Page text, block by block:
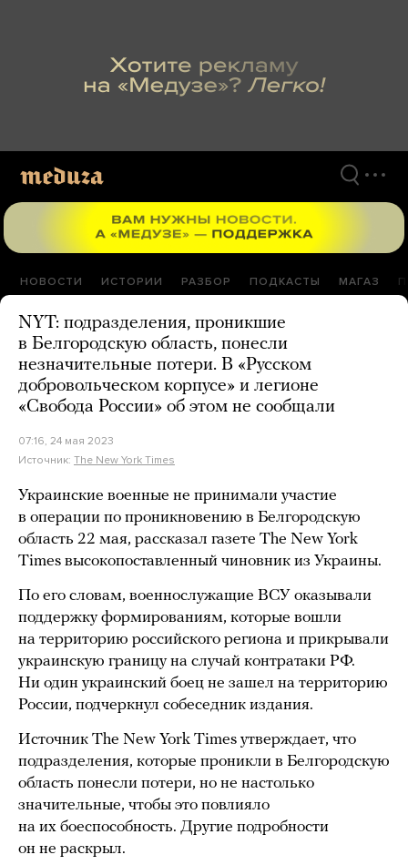
НОВОСТИ ИСТОРИИ РАЗБОР ПОДКАСТЫ МАГАЗ
NYT: подразделения, проникшие
в Белгородскую область, понесли
незначительные потери. В «Русском
добровольческом корпусе» и легионе
«Свобода России» об этом не сообщали
07:16, 24 мая 2023
Источник: The New York Times
Украинские военные не принимали участие
в операции по проникновению в Белгородскую
область 22 мая, рассказал газете The New York
Times высокопоставленный чиновник из Украины.
По его словам, военнослужащие ВСУ оказывали
поддержку формированиям, которые вошли
на территорию российского региона и прикрывали
украинскую границу на случай контратаки РФ.
Ни один украинский боец не зашел на территорию
России, подчеркнул собеседник издания.
Источник The New York Times утверждает, что
подразделения, которые проникли в Белгородскую
область понесли потери, но не настолько
значительные, чтобы это повлияло
на их боеспособность. Другие подробности
он не раскрыл.